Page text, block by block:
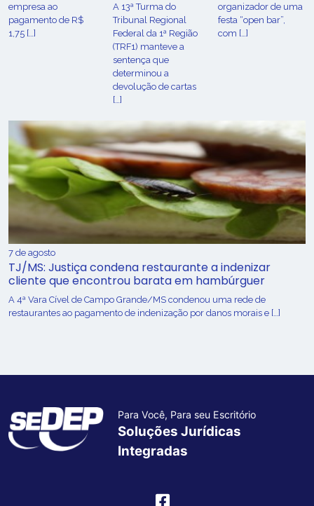
empresa ao
pagamento de R$
1,75 […]
A 13ª Turma do
Tribunal Regional
Federal da 1ª Região
(TRF1) manteve a
sentença que
determinou a
devolução de cartas
[…]
organizador de uma
festa “open bar”,
com […]
7 de agosto
TJ/MS: Justiça condena restaurante a indenizar
cliente que encontrou barata em hambúrguer
A 4ª Vara Cível de Campo Grande/MS condenou uma rede de
restaurantes ao pagamento de indenização por danos morais e […]
Para Você, Para seu Escritório
Soluções Jurídicas
Integradas